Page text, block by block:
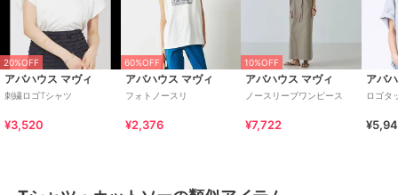
20%OFF
アバハウス マヴィ
刺繍ロゴTシャツ
¥3,520
60%OFF
アバハウス マヴィ
フォトノースリ
¥2,376
10%OFF
アバハウス マヴィ
ノースリーブワンピース
¥7,722
アバ
ロゴタ